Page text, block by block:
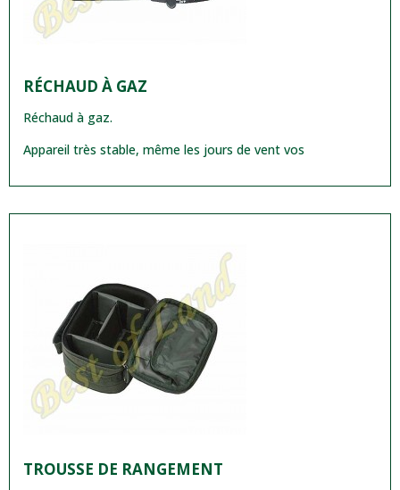
RÉCHAUD À GAZ
Réchaud à gaz.
Appareil très stable, même les jours de vent vos
TROUSSE DE RANGEMENT